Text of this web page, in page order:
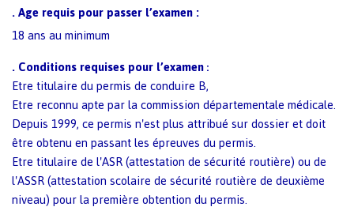
.Age requis pour passer l’examen :
18 ans au minimum
.Conditions requises pour l’examen:
Etre titulaire du permis de conduire B,
Etre reconnu apte par la commission départementale médicale.
Depuis 1999, ce permis n'est plus attribué sur dossier et doit
être obtenu en passant les épreuves du permis.
Etre titulaire de l'ASR (attestation de sécurité routière) ou de
l'ASSR (attestation scolaire de sécurité routière de deuxième
niveau) pour la première obtention du permis.